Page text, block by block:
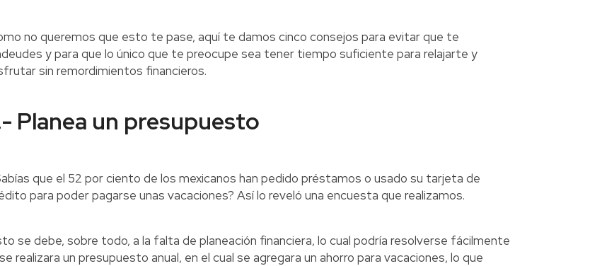
no queremos que esto te pase, aquí te damos cinco consejos para evitar que te
y para que lo único que te preocupe sea tener tiempo suficiente para relajarte y
sin remordimientos financieros.
Planea un presupuesto
que el 52 por ciento de los mexicanos han pedido préstamos o usado su tarjeta de
para poder pagarse unas vacaciones? Así lo reveló una encuesta que realizamos.
se debe, sobre todo, a la falta de planeación financiera, lo cual podría resolverse fácilmente
realizara un presupuesto anual, en el cual se agregara un ahorro para vacaciones, lo que